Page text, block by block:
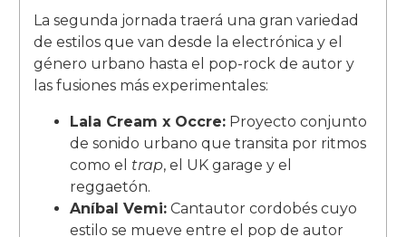
La segunda jornada traerá una gran variedad
de estilos que van desde la electrónica y el
género urbano hasta el pop-rock de autor y
las fusiones más experimentales:
Lala Cream x Occre:Proyecto conjunto
de sonido urbano que transita por ritmos
como el trap, el UK garage y el
reggaetón.
Aníbal Vemi:Cantautor cordobés cuyo
estilo se mueve entre el pop de autor